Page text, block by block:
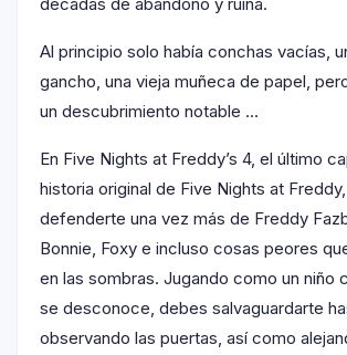
Al principio solo había conchas vacías,
gancho, una vieja muñeca de papel,
un descubrimiento notable …
En Five Nights at Freddy’s 4, el último
historia original de Five Nights at
defenderte una vez más de Freddy
Bonnie, Foxy e incluso cosas peores
en las sombras. Jugando como un niño
se desconoce, debes salvaguardarte
observando las puertas, así como